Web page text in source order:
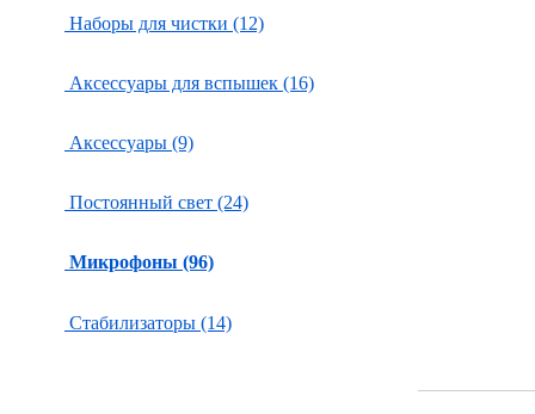
Наборы для чистки (12)
Аксессуары для вспышек (16)
Аксессуары (9)
Постоянный свет (24)
Микрофоны (96)
Стабилизаторы (14)